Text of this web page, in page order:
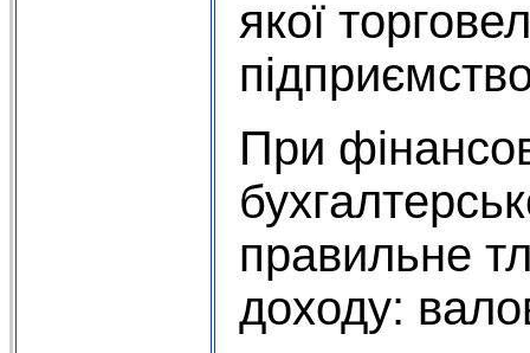
якої
При
правильне
доходу: